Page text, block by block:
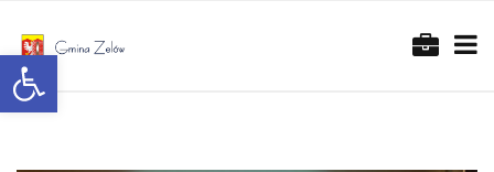
Otwórz pasek narzędzi